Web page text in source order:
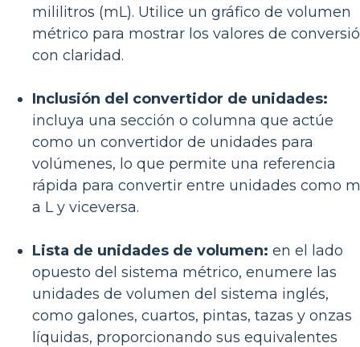
mililitros (mL). Utilice un gráfico de volumen
métrico para mostrar los valores de
con claridad.
Inclusión del convertidor de unidades:
incluya una sección o columna que actúe
como un convertidor de unidades para
volúmenes, lo que permite una referencia
rápida para convertir entre unidades como
a L y viceversa.
Lista de unidades de volumen: en el lado
opuesto del sistema métrico, enumere las
unidades de volumen del sistema inglés,
como galones, cuartos, pintas, tazas y onzas
líquidas, proporcionando sus equivalentes